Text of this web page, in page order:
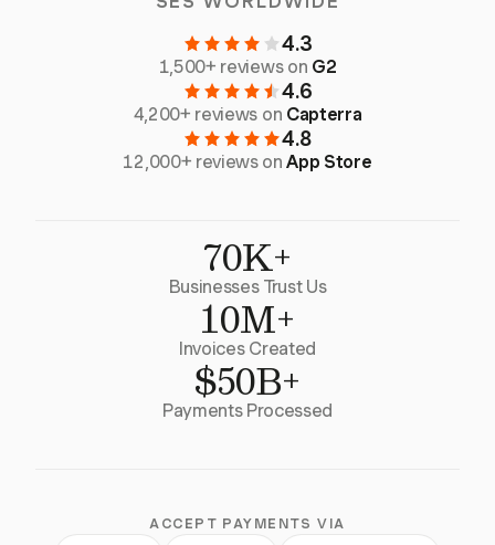
4.3
1,500+ reviews on G2
4.6
4,200+ reviews on Capterra
4.8
12,000+ reviews onApp Store
70K+
Businesses Trust Us
10M+
Invoices Created
$50B+
Payments Processed
ACCEPT PAYMENTS VIA